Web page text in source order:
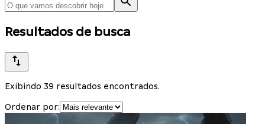
Resultados de busca
Exibindo 39 resultados encontrados.
Ordenar por: